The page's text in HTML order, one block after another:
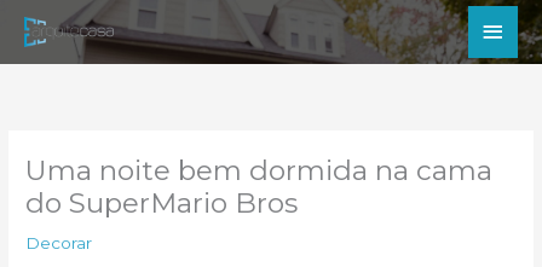
para
Uma noite bem dormida na cama
do SuperMario Bros
Decorar